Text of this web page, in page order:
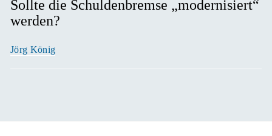
Sollte die Schuldenbremse „modernisiert“
werden?
Jörg König